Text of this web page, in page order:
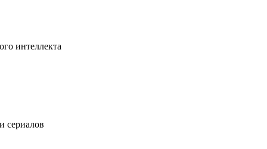
интеллекта
сериалов